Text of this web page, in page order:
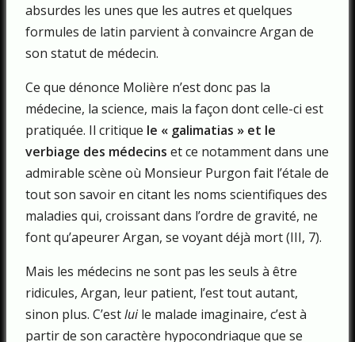
absurdes les unes que les autres et quelques
formules de latin parvient à convaincre Argan de
son statut de médecin.
Ce que dénonce Molière n’est donc pas la
médecine, la science, mais la façon dont celle-ci est
pratiquée. Il critique le « galimatias » et le
verbiage des médecins et ce notamment dans une
admirable scène où Monsieur Purgon fait l’étale de
tout son savoir en citant les noms scientifiques des
maladies qui, croissant dans l’ordre de gravité, ne
font qu’apeurer Argan, se voyant déjà mort (III, 7).
Mais les médecins ne sont pas les seuls à être
ridicules, Argan, leur patient, l’est tout autant,
sinon plus. C’estluile malade imaginaire, c’est à
partir de son caractère hypocondriaque que se